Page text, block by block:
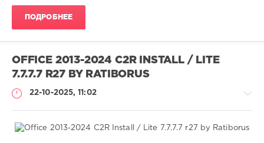
132
0
установка,
office,
2013 ,
2024
ПОДРОБНЕЕ
OFFICE 2013-2024 C2R INSTALL / LITE
7.7.7.7 R27 BY RATIBORUS
22-10-2025, 11:02